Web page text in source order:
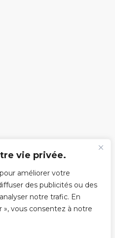
vie privée.
améliorer votre
des publicités ou des
notre trafic. En
», vous consentez à notre